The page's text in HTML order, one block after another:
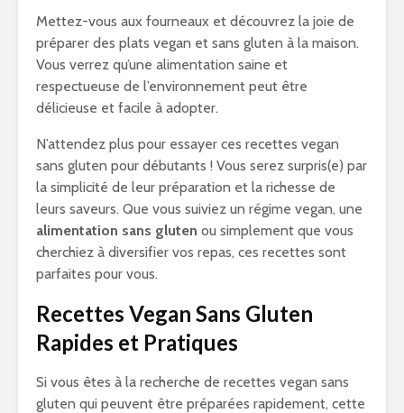
Mettez-vous aux fourneaux et découvrez la joie de
préparer des plats vegan et sans gluten à la maison.
Vous verrez qu’une alimentation saine et
respectueuse de l’environnement peut être
délicieuse et facile à adopter.
N’attendez plus pour essayer ces recettes vegan
sans gluten pour débutants ! Vous serez surpris(e) par
la simplicité de leur préparation et la richesse de
leurs saveurs. Que vous suiviez un régime vegan, une
alimentation sans gluten ou simplement que vous
cherchiez à diversifier vos repas, ces recettes sont
parfaites pour vous.
Recettes Vegan Sans Gluten
Rapides et Pratiques
Si vous êtes à la recherche de recettes vegan sans
gluten qui peuvent être préparées rapidement, cette